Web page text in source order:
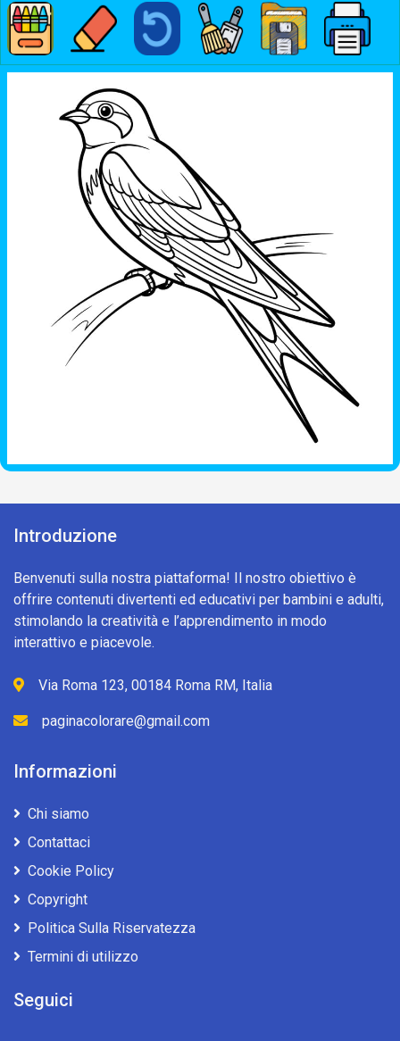
Introduzione
Benvenuti sulla nostra piattaforma! Il nostro obiettivo è
offrire contenuti divertenti ed educativi per bambini e adulti,
stimolando la creatività e l’apprendimento in modo
interattivo e piacevole.
Via Roma 123, 00184 Roma RM, Italia
paginacolorare@gmail.com
Informazioni
Chi siamo
Contattaci
Cookie Policy
Copyright
Politica Sulla Riservatezza
Termini di utilizzo
Seguici